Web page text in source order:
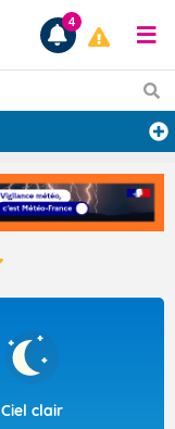
4
Ciel clair